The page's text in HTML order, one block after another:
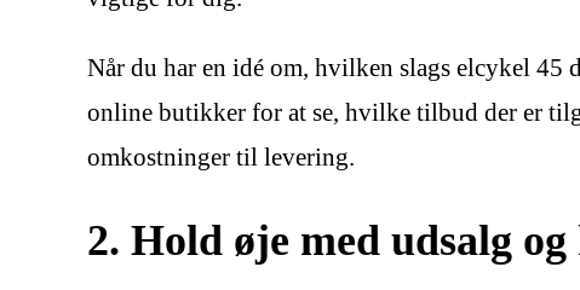
Når du har en idé om, hvilken slags elcykel 45
online butikker for at se, hvilke tilbud der er
omkostninger til levering.
2. Hold øje med udsalg